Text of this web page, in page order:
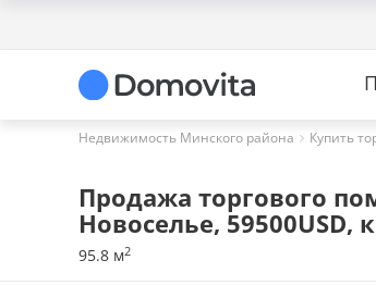
Недвижимость Минского района Купить
Продажа торгового
Новоселье, 59500USD,
95.8 м2